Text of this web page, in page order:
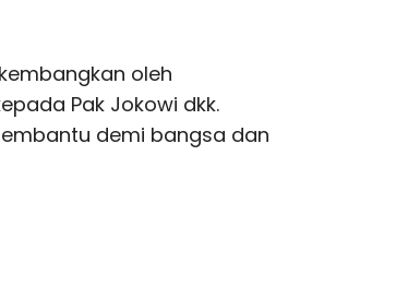
oleh
Pak Jokowi dkk.
demi bangsa dan